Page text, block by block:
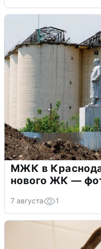
МЖК в
нового ЖК —
7 августа 1